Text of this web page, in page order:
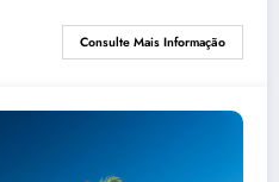
Consulte Mais Informação